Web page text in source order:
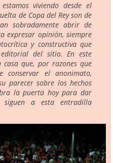
viviendo desde el
de Copa del Rey son de
sobradamente abrir de
expresar opinión, siempre
y constructiva que
del sitio. En este
que, por razones que
conservar el anonimato,
parecer sobre los hechos
la puerta hoy para dar
a esta entradilla